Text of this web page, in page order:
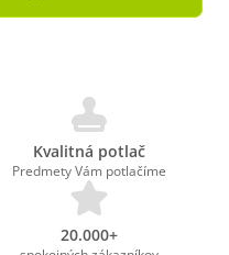
Kvalitná potlač
Predmety Vám potlačíme
20.000+